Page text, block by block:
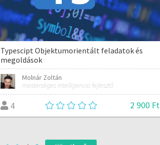
Typescipt Objektumorientált feladatok és
megoldások
Molnár Zoltán
mesterséges intelligencia fejlesztő
4 2 900 Ft